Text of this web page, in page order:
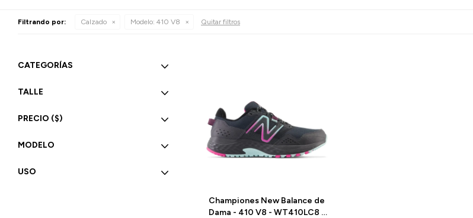
Filtrando por: Calzado Modelo: 410 V8 Quitar filtros
Championes New Balance de
Dama - 410 V8 - WT410LC8 -
CATEGORÍAS
TALLE
PRECIO ($)
MODELO
USO